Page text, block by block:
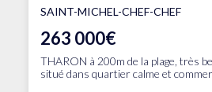
SAINT-MICHEL-CHEF-CHEF
263 000€
THARON à 200m de la plage, très
situé dans quartier calme et